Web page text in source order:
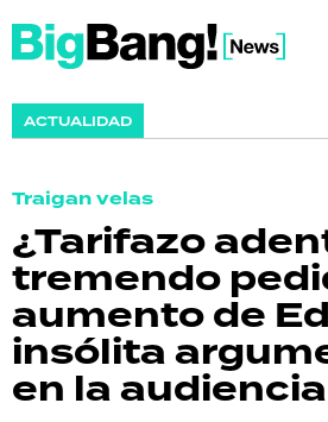
ACTUALIDAD
Traigan velas
¿Tarifazo
tremendo
aumento de
insólita
en la audiencia
SHOW
ACTUALIDAD
POLICIALES
ECONOMÍA
GRAN